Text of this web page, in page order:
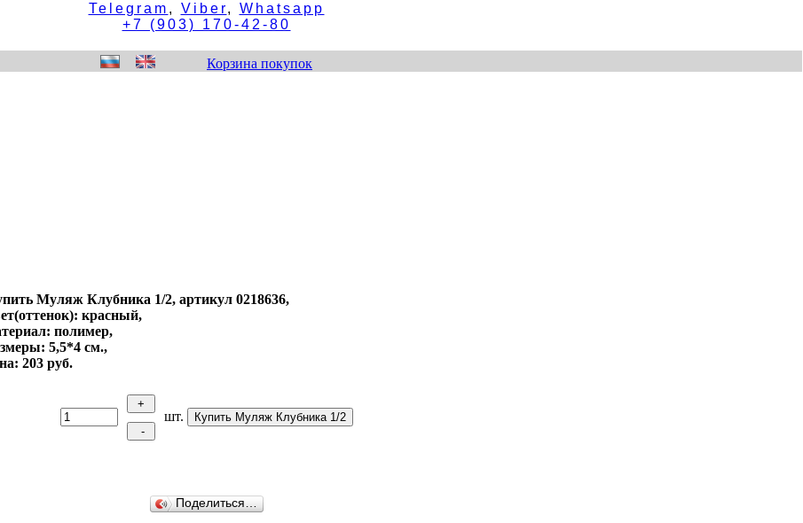
Telegram , Viber, Whatsapp
+7 (903) 170-42-80
Корзина покупок
Муляж Клубника 1/2, артикул 0218636,
красный,
полимер,
5,5*4 см.,
203 руб.
шт.
Поделиться…